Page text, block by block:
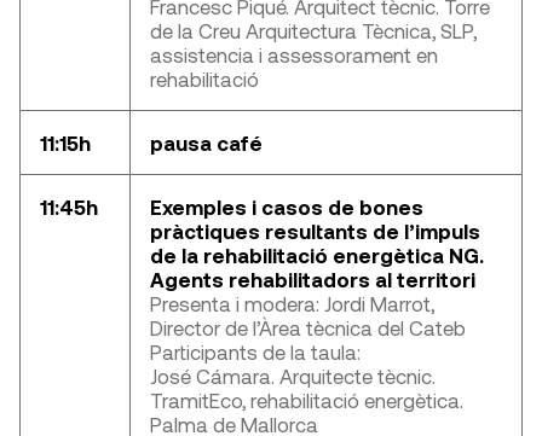
Francesc Piqué. Arquitect tècnic. Torre
de la Creu Arquitectura Tècnica, SLP,
assistencia i assessorament en
rehabilitació
11:15h pausa café
11:45h
Exemples i casos de bones
pràctiques resultants de l’impuls
de la rehabilitació energètica NG.
Agents rehabilitadors al territori
Presenta i modera: Jordi Marrot,
Director de l’Àrea tècnica del Cateb
Participants de la taula:
José Cámara. Arquitecte tècnic.
TramitEco, rehabilitació energètica.
Palma de Mallorca